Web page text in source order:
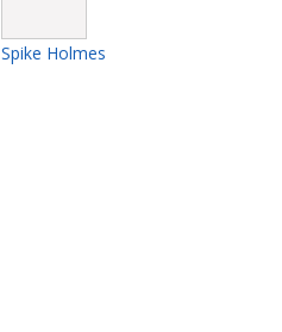
Spike Holmes